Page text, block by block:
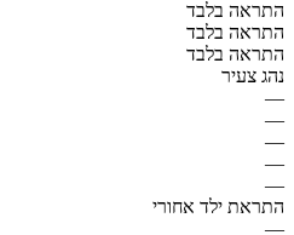
התראה בלבד
התראה בלבד
התראה בלבד
נהג צעיר
—
—
—
—
—
התראת ילד אחורי
—